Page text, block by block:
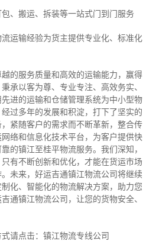
、搬运、拆装等一站式门到门服务
运输经验为货主提供专业化、标准化
的服务质量和高效的运输能力，赢得
秉承以客为尊、专业专注、高效务实、
进的运输和仓储管理系统为中小型物
过多年的发展和积淀，打下了坚实的
紧随客户的需求而不断革新，整合传
络和信息化技术平台，为客户提供快
的镇江至桂平物流服务。 我们深知，
有不断创新和优化，才能在货运市场
未来，好运吉通镇江物流公司将继续
化、智能化的物流解决方案，助力您
通镇江物流公司，让您的货物安全、
请点击：镇江物流专线公司